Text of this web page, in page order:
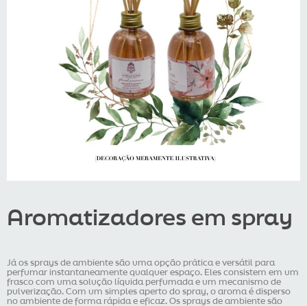
Aromatizadores em spray
Já os sprays de ambiente são uma opção prática e versátil para
perfumar instantaneamente qualquer espaço. Eles consistem em um
frasco com uma solução líquida perfumada e um mecanismo de
pulverização. Com um simples aperto do spray, o aroma é disperso
no ambiente de forma rápida e eficaz. Os sprays de ambiente são